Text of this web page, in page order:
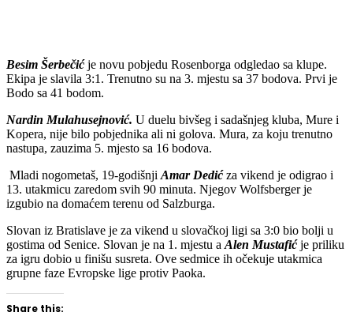
Besim Šerbečić je novu pobjedu Rosenborga odgledao sa klupe.
Ekipa je slavila 3:1. Trenutno su na 3. mjestu sa 37 bodova. Prvi je
Bodo sa 41 bodom.
Nardin Mulahusejnović. U duelu bivšeg i sadašnjeg kluba, Mure i
Kopera, nije bilo pobjednika ali ni golova. Mura, za koju trenutno
nastupa, zauzima 5. mjesto sa 16 bodova.
Mladi nogometaš, 19-godišnji Amar Dedićza vikend je odigrao i
13. utakmicu zaredom svih 90 minuta. Njegov Wolfsberger je
izgubio na domaćem terenu od Salzburga.
Slovan iz Bratislave je za vikend u slovačkoj ligi sa 3:0 bio bolji u
gostima od Senice. Slovan je na 1. mjestu a Alen Mustafićje priliku
za igru dobio u finišu susreta. Ove sedmice ih očekuje utakmica
grupne faze Evropske lige protiv Paoka.
Share this: